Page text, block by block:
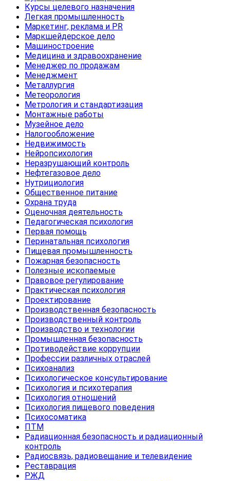
Курсы целевого назначения
Легкая промышленность
Маркетинг, реклама и PR
Маркшейдерское дело
Машиностроение
Медицина и здравоохранение
Менеджер по продажам
Менеджмент
Металлургия
Метеорология
Метрология и стандартизация
Монтажные работы
Музейное дело
Налогообложение
Недвижимость
Нейропсихология
Неразрушающий контроль
Нефтегазовое дело
Нутрициология
Общественное питание
Охрана труда
Оценочная деятельность
Педагогическая психология
Первая помощь
Перинатальная психология
Пищевая промышленность
Пожарная безопасность
Полезные ископаемые
Правовое регулирование
Практическая психология
Проектирование
Производственная безопасность
Производственный контроль
Производство и технологии
Промышленная безопасность
Противодействие коррупции
Профессии различных отраслей
Психоанализ
Психологическое консультирование
Психология и психотерапия
Психология отношений
Психология пищевого поведения
Психосоматика
ПТМ
Радиационная безопасность и радиационный
контроль
Радиосвязь, радиовещание и телевидение
Реставрация
РЖД